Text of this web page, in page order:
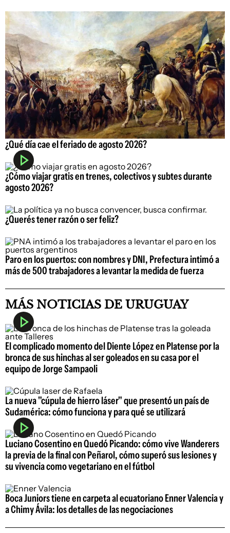
¿Qué día cae el feriado de agosto 2026?
¿Cómo viajar gratis en trenes, colectivos y subtes durante
agosto 2026?
¿Querés tener razón o ser feliz?
Paro en los puertos: con nombres y DNI, Prefectura intimó a
más de 500 trabajadores a levantar la medida de fuerza
MÁS NOTICIAS DE URUGUAY
El complicado momento del Diente López en Platense por la
bronca de sus hinchas al ser goleados en su casa por el
equipo de Jorge Sampaoli
La nueva "cúpula de hierro láser" que presentó un país de
Sudamérica: cómo funciona y para qué se utilizará
Luciano Cosentino en Quedó Picando: cómo vive Wanderers
la previa de la final con Peñarol, cómo superó sus lesiones y
su vivencia como vegetariano en el fútbol
Boca Juniors tiene en carpeta al ecuatoriano Enner Valencia y
a Chimy Ávila: los detalles de las negociaciones